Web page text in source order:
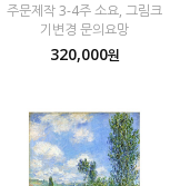
60cm 100% 수작업 캔버스
유화 모사화
주문제작 3-4주 소요, 그림크
기변경 문의요망
320,000원